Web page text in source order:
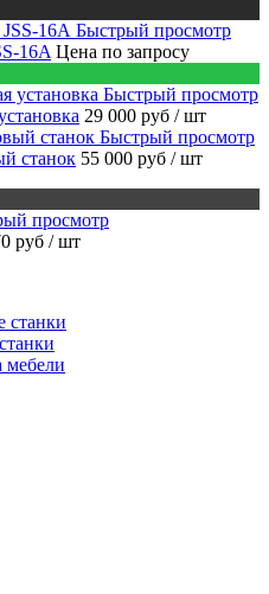
Быстрый просмотр
16A Цена по запросу
Быстрый просмотр
29 000 руб / шт
Быстрый просмотр
станок 55 000 руб / шт
просмотр
руб / шт
станки
мебели